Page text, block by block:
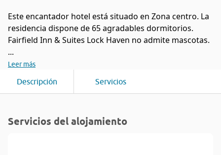
Este encantador hotel está situado en Zona centro. La
residencia dispone de 65 agradables dormitorios.
Fairfield Inn & Suites Lock Haven no admite mascotas.
...
Leer más
Descripción Servicios
Servicios del alojamiento